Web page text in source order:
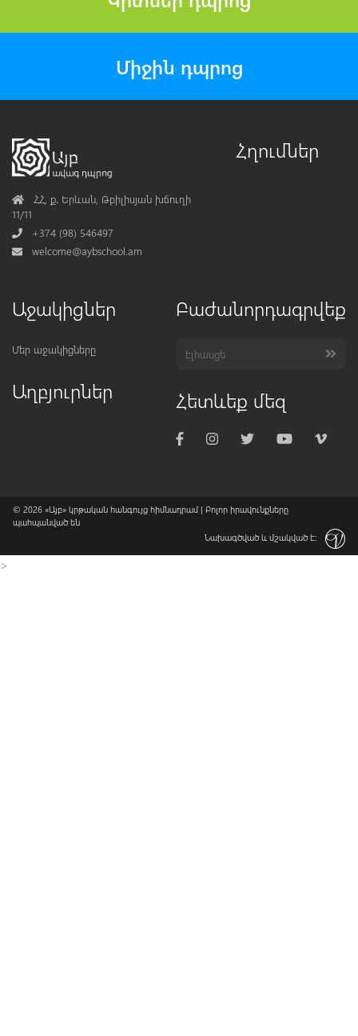
Միջին դպրոց
AddressՀՀ, ք․ Երևան, Թբիլիսյան խճուղի
11/11
Phone+374 (98) 546497
Mail
welcome@aybschool.am
Հղումներ
Աջակիցներ
Մեր աջակիցները
Աղբյուրներ
Բաժանորդագրվեք
Հետևեք մեզ
© 2026 «Այբ» կրթական հանգույց հիմնադրամ| Բոլոր իրավունքները
պահպանված են
Նախագծված և մշակված է:
>